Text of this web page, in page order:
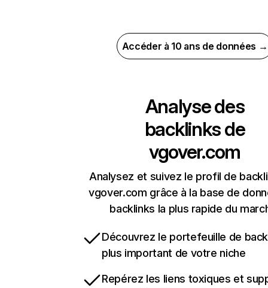
Accéder à 10 ans de données →
Analyse des
backlinks de
vgover.com
Analysez et suivez le profil de
vgover.com grâce à la base de
backlinks la plus rapide du
Découvrez le portefeuille de
plus important de votre niche
Repérez les liens toxiques et